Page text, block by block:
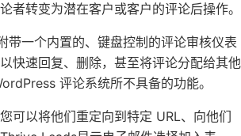
者转变为潜在客户或客户的评论后操作。
一个内置的、键盘控制的评论审核仪表
快速回复、删除，甚至将评论分配给其他
评论系统所不具备的功能。
可以将他们重定向到特定 URL、向他们